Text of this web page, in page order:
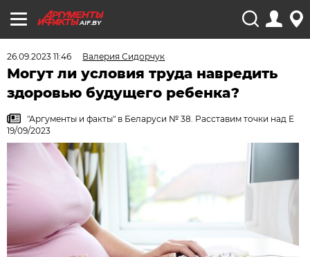
AIF.BY
26.09.2023 11:46 Валерия Сидорчук
Могут ли условия труда навредить
здоровью будущего ребенка?
"Аргументы и факты" в Беларуси № 38. Расставим точки над Е
19/09/2023